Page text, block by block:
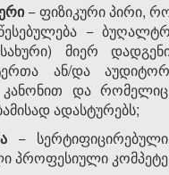
− ფიზიკური პირი,
−
მიერ
ან/და
და რომელიც
ადასტურებს;
− სერტიფიცირებული
პროფესიული